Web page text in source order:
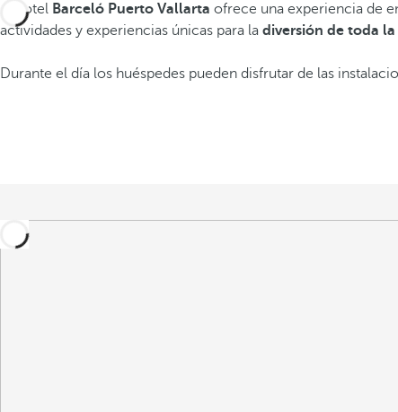
El hotel Barceló Puerto Vallarta ofrece una experiencia de
actividades y experiencias únicas para la diversión de toda
Durante el día los huéspedes pueden disfrutar de las